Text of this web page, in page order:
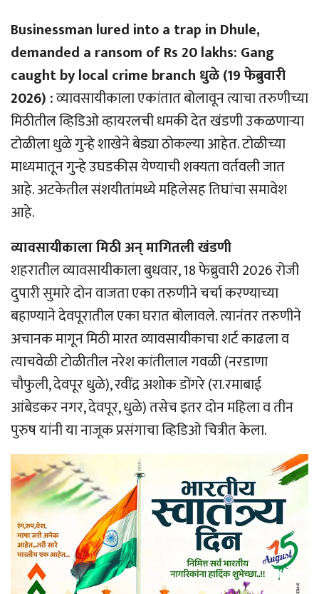
Businessman lured into a trap in Dhule,
demanded a ransom of Rs 20 lakhs: Gang
caught by local crime branch धुळे (19 फेब्रुवारी
2026) :व्यावसायीकाला एकांतात बोलावून त्याचा तरुणीच्या
मिठीतील व्हिडिओ व्हायरलची धमकी देत खंडणी उकळणार्‍या
टोळीला धुळे गुन्हे शाखेने बेड्या ठोकल्या आहेत. टोळीच्या
माध्यमातून गुन्हे उघडकीस येण्याची शक्यता वर्तवली जात
आहे. अटकेतील संशयीतांमध्ये महिलेसह तिघांचा समावेश
आहे.
व्यावसायीकाला मिठी अन् मागितली खंडणी
शहरातील व्यावसायीकाला बुधवार, 18 फेब्रुवारी 2026 रोजी
दुपारी सुमारे दोन वाजता एका तरुणीने चर्चा करण्याच्या
बहाण्याने देवपूरातील एका घरात बोलावले. त्यानंतर तरुणीने
अचानक मागून मिठी मारत व्यावसायीकाचा शर्ट काढला व
त्याचवेळी टोळीतील नरेश कांतीलाल गवळी (नरडाणा
चौफुली, देवपूर धुळे), रवींद्र अशोक डोंगरे (रा.रमाबाई
आंबेडकर नगर, देवपूर, धुळे) तसेच इतर दोन महिला व तीन
पुरुष यांनी या नाजूक प्रसंगाचा व्हिडिओ चित्रीत केला.